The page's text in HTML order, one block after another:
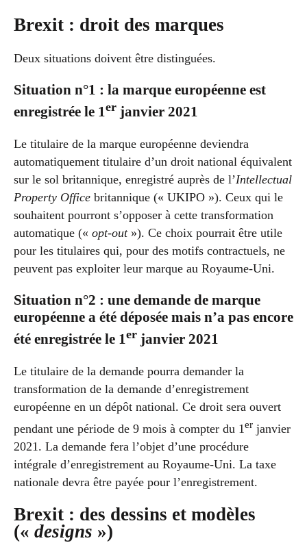
Brexit : droit des marques
Deux situations doivent être distinguées.
Situation n°1 : la marque européenne est
enregistrée le 1er janvier 2021
Le titulaire de la marque européenne deviendra
automatiquement titulaire d’un droit national équivalent
sur le sol britannique, enregistré auprès de l’Intellectual
Property Office britannique (« UKIPO »). Ceux qui le
souhaitent pourront s’opposer à cette transformation
automatique (« opt-out »). Ce choix pourrait être utile
pour les titulaires qui, pour des motifs contractuels, ne
peuvent pas exploiter leur marque au Royaume-Uni.
Situation n°2 : une demande de marque
européenne a été déposée mais n’a pas encore
été enregistrée le 1er janvier 2021
Le titulaire de la demande pourra demander la
transformation de la demande d’enregistrement
européenne en un dépôt national. Ce droit sera ouvert
pendant une période de 9 mois à compter du 1er janvier
2021. La demande fera l’objet d’une procédure
intégrale d’enregistrement au Royaume-Uni. La taxe
nationale devra être payée pour l’enregistrement.
Brexit : des dessins et modèles
(« designs »)